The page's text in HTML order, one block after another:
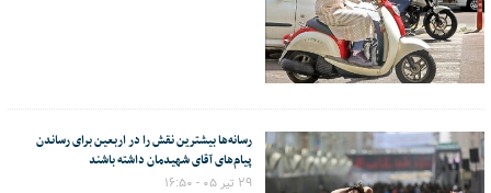
رسانه‌ها بیشترین نقش را در اربعین برای رساندن
پیام‌های آقای شهیدمان داشته باشند
۲۹ تیر ۰۵ - ۱۶:۵۰